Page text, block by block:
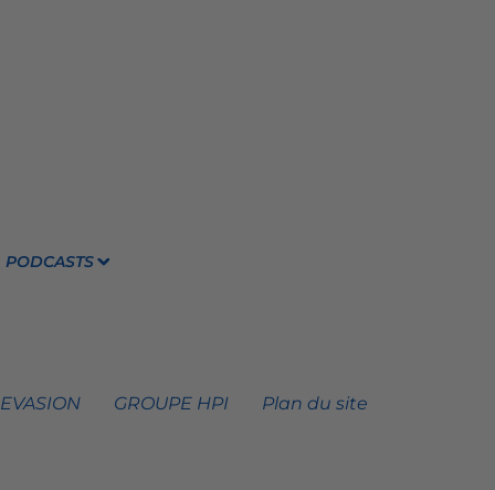
PODCASTS
GROUPE HPI Plan du site